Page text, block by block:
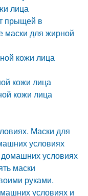
лица
прыщей в
для жирной
кожи лица
кожи лица
кожи лица
Маски для
условиях
условиях
маски
руками.
условиях и